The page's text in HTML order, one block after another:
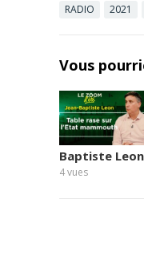
RADIO
2021
Vous
Baptiste Leon
4vues